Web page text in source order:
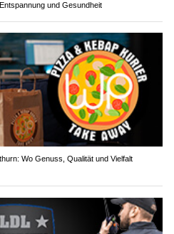
und Gesundheit
Wo Genuss, Qualität und Vielfalt